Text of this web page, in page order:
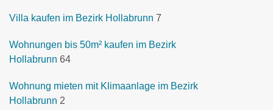
Villa kaufen im Bezirk Hollabrunn 7
Wohnungen bis 50m² kaufen im Bezirk
Hollabrunn 64
Wohnung mieten mit Klimaanlage im Bezirk
Hollabrunn 2